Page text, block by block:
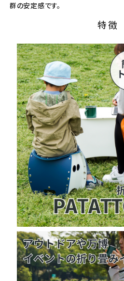
群の安定感です。
特徴